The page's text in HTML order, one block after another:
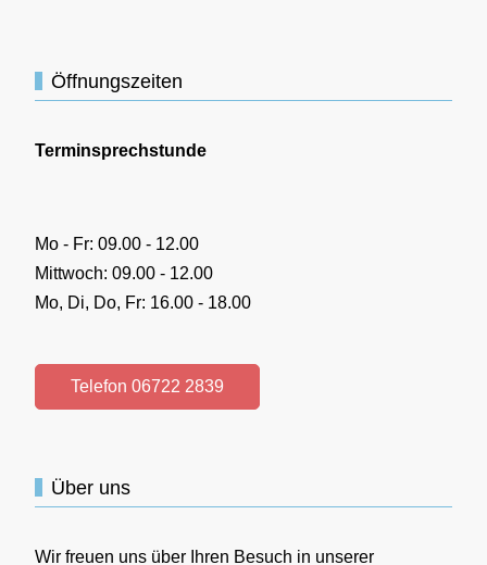
Öffnungszeiten
Terminsprechstunde
Mo - Fr: 09.00 - 12.00
Mittwoch: 09.00 - 12.00
Mo, Di, Do, Fr: 16.00 - 18.00
Telefon 06722 2839
Über uns
Wir freuen uns über Ihren Besuch in unserer